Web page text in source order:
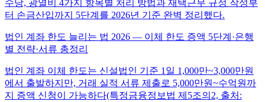
수당, 광열비 4가지 항목별 처리 방법과 재택근무 규정 작성부
터 손금산입까지 5단계를 2026년 기준 완벽 정리했다.
법인 계좌 한도 늘리는 법 2026 — 이체 한도 증액 5단계·은행
별 전략·서류 총정리
법인 계좌 이체 한도는 신설법인 기준 1일 1,000만~3,000만원
에서 출발하지만, 거래 실적 서류 제출로 5,000만원~수억원까
지 증액 신청이 가능하다(특정금융정보법 제5조의2, 출처: